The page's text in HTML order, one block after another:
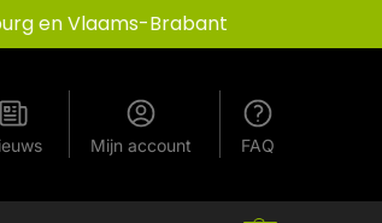
en Vlaams-Brabant
Mijn account FAQ